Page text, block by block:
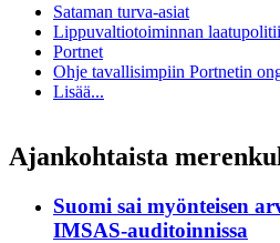
Sataman turva-asiat
Lippuvaltiotoiminnan
Portnet
Ohje tavallisimpiin Portnetin
Lisää...
Ajankohtaista
Suomi sai myönteisen
IMSAS-auditoinnissa